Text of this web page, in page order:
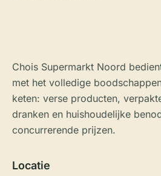
Chois Supermarkt Noord
met het volledige
keten: verse producten,
dranken en huishoudelijke
concurrerende prijzen.
Locatie